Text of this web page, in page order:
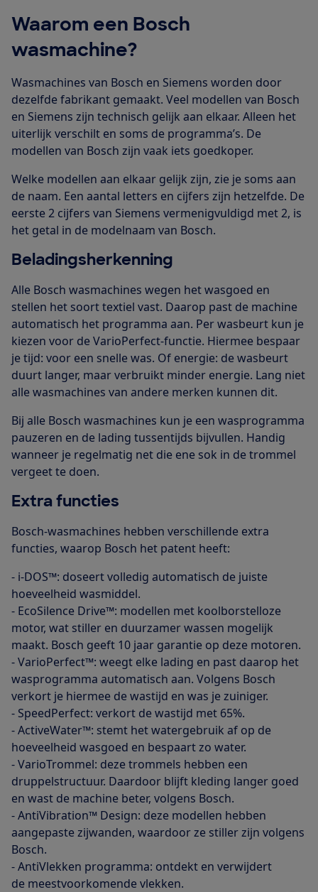
Waarom een Bosch
wasmachine?
Wasmachines van Bosch en Siemens worden door
dezelfde fabrikant gemaakt. Veel modellen van Bosch
en Siemens zijn technisch gelijk aan elkaar. Alleen het
uiterlijk verschilt en soms de programma’s. De
modellen van Bosch zijn vaak iets goedkoper.
Welke modellen aan elkaar gelijk zijn, zie je soms aan
de naam. Een aantal letters en cijfers zijn hetzelfde. De
eerste 2 cijfers van Siemens vermenigvuldigd met 2, is
het getal in de modelnaam van Bosch.
Beladingsherkenning
Alle Bosch wasmachines wegen het wasgoed en
stellen het soort textiel vast. Daarop past de machine
automatisch het programma aan. Per wasbeurt kun je
kiezen voor de VarioPerfect-functie. Hiermee bespaar
je tijd: voor een snelle was. Of energie: de wasbeurt
duurt langer, maar verbruikt minder energie. Lang niet
alle wasmachines van andere merken kunnen dit.
Bij alle Bosch wasmachines kun je een wasprogramma
pauzeren en de lading tussentijds bijvullen. Handig
wanneer je regelmatig net die ene sok in de trommel
vergeet te doen.
Extra functies
Bosch-wasmachines hebben verschillende extra
functies, waarop Bosch het patent heeft:
- i-DOS™: doseert volledig automatisch de juiste
hoeveelheid wasmiddel.
- EcoSilence Drive™: modellen met koolborstelloze
motor, wat stiller en duurzamer wassen mogelijk
maakt. Bosch geeft 10 jaar garantie op deze motoren.
- VarioPerfect™: weegt elke lading en past daarop het
wasprogramma automatisch aan. Volgens Bosch
verkort je hiermee de wastijd en was je zuiniger.
- SpeedPerfect: verkort de wastijd met 65%.
- ActiveWater™: stemt het watergebruik af op de
hoeveelheid wasgoed en bespaart zo water.
- VarioTrommel: deze trommels hebben een
druppelstructuur. Daardoor blijft kleding langer goed
en wast de machine beter, volgens Bosch.
- AntiVibration™ Design: deze modellen hebben
aangepaste zijwanden, waardoor ze stiller zijn volgens
Bosch.
- AntiVlekken programma: ontdekt en verwijdert
de meestvoorkomende vlekken.